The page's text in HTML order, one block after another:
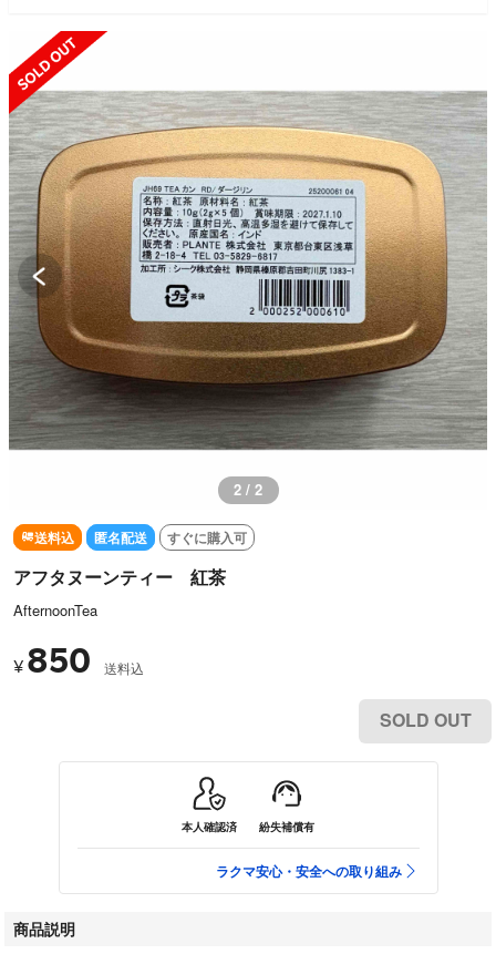
2 / 2
送料込 匿名配送 すぐに購入可
アフタヌーンティー 紅茶
AfternoonTea
¥ 850 送料込
SOLD OUT
本人確認済 紛失補償有
ラクマ安心・安全への取り組み
商品説明